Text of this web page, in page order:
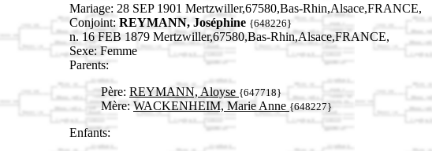
Mariage: 28 SEP 1901 Mertzwiller,67580,Bas-Rhin,Alsace,FRANCE,
Conjoint: REYMANN, Joséphine {648226}
n. 16 FEB 1879 Mertzwiller,67580,Bas-Rhin,Alsace,FRANCE,
Sexe: Femme
Parents:
Père: REYMANN, Aloyse {647718}
Mère: WACKENHEIM, Marie Anne {648227}
Enfants: